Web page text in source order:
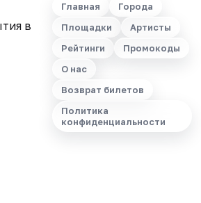
в
Главная
Города
Площадки
Артисты
Рейтинги
Промокоды
О нас
Возврат билетов
Политика
конфиденциальности